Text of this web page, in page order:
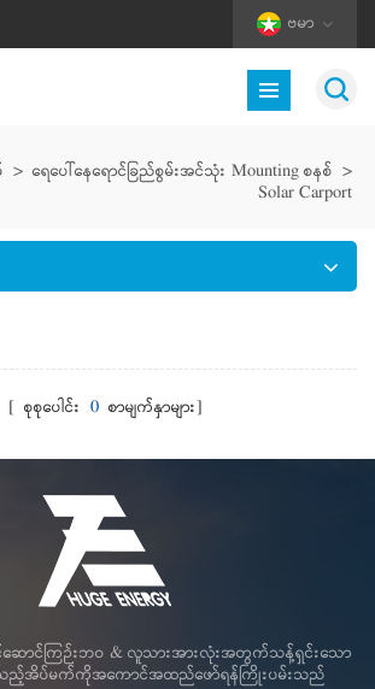
ဗမာ
> ရေပေါ်နေရောင်ခြည်စွမ်းအင်သုံး Mounting စနစ် >
Solar Carport
[ စုစုပေါင်း 0စာမျက်နှာများ]
ဆောင်ကြဉ်းဘဝ & လူသားအားလုံးအတွက်သန့်ရှင်းသော
သည့်အိပ်မက်ကိုအကောင်အထည်ဖော်ရန်ကြိုးပမ်းသည်